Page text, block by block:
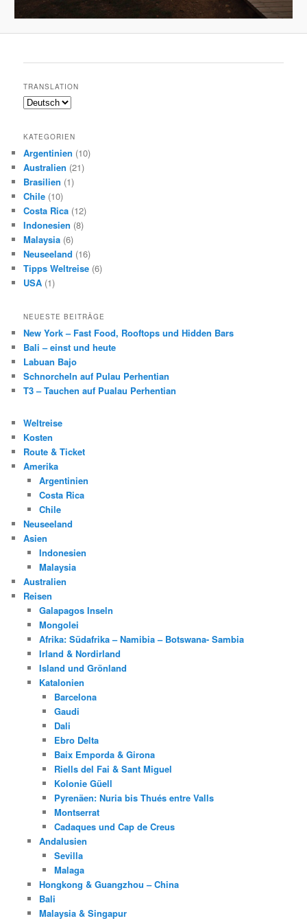
TRANSLATION
KATEGORIEN
Argentinien (10)
Australien (21)
Brasilien (1)
Chile (10)
Costa Rica (12)
Indonesien (8)
Malaysia (6)
Neuseeland (16)
Tipps Weltreise (6)
USA (1)
NEUESTE BEITRÄGE
New York – Fast Food, Rooftops und Hidden Bars
Bali – einst und heute
Labuan Bajo
Schnorcheln auf Pulau Perhentian
T3 – Tauchen auf Pualau Perhentian
Weltreise
Kosten
Route & Ticket
Amerika
Argentinien
Costa Rica
Chile
Neuseeland
Asien
Indonesien
Malaysia
Australien
Reisen
Galapagos Inseln
Mongolei
Afrika: Südafrika – Namibia – Botswana- Sambia
Irland & Nordirland
Island und Grönland
Katalonien
Barcelona
Gaudi
Dali
Ebro Delta
Baix Emporda & Girona
Riells del Fai & Sant Miguel
Kolonie Güell
Pyrenäen: Nuria bis Thués entre Valls
Montserrat
Cadaques und Cap de Creus
Andalusien
Sevilla
Malaga
Hongkong & Guangzhou – China
Bali
Malaysia & Singapur